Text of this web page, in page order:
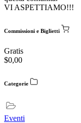
VI ASPETTIAMO!!!
Commissioni e Biglietti
Gratis
$0,00
Categorie
Eventi